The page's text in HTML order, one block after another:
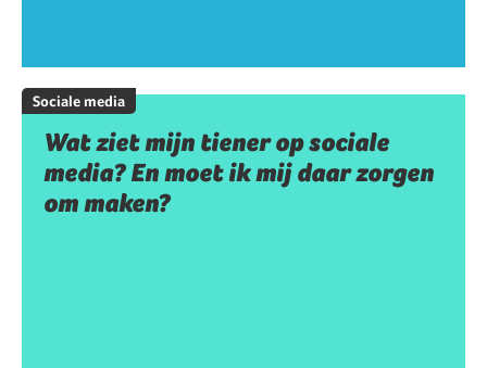
Sociale media
Wat ziet mijn tiener op sociale
media? En moet ik mij daar zorgen
om maken?